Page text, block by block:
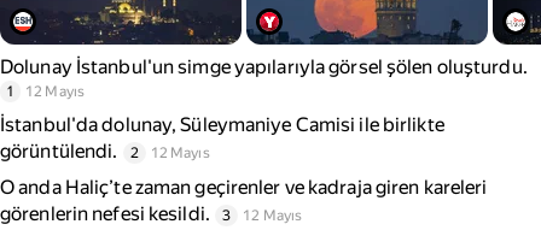
Dolunay İstanbul'un simge yapılarıyla görsel şölen oluşturdu.
1 12 Mayıs
İstanbul'da dolunay, Süleymaniye Camisi ile birlikte
görüntülendi.
2 12 Mayıs
O anda Haliç’te zaman geçirenler ve kadraja giren kareleri
görenlerin nefesi kesildi.
3 12 Mayıs